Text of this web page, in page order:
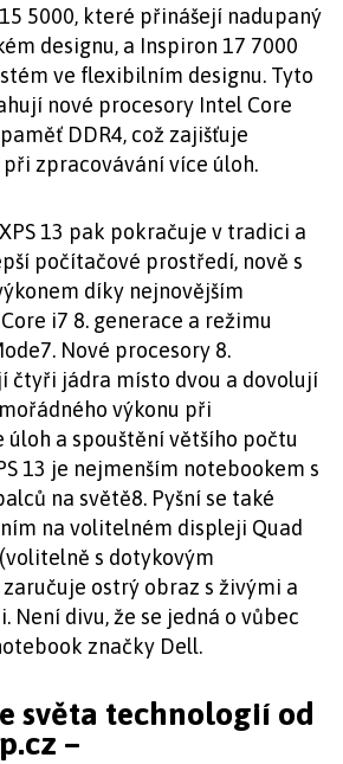
5000, které přinášejí nadupaný
designu, a Inspiron 17 7000
ve flexibilním designu. Tyto
nové procesory Intel Core
DDR4, což zajišťuje
zpracovávání více úloh.
13 pak pokračuje v tradici a
počítačové prostředí, nově s
díky nejnovějším
i7 8. generace a režimu
Nové procesory 8.
čtyři jádra místo dvou a dovolují
výkonu při
úloh a spouštění většího počtu
13 je nejmenším notebookem s
na světě8. Pyšní se také
na volitelném displeji Quad
s dotykovým
ostrý obraz s živými a
Není divu, že se jedná o vůbec
značky Dell.
světa technologií od
–